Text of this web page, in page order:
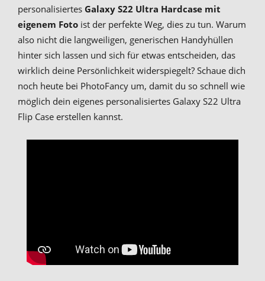
personalisiertes Galaxy S22 Ultra Hardcase mit
eigenem Foto ist der perfekte Weg, dies zu tun. Warum
also nicht die langweiligen, generischen Handyhüllen
hinter sich lassen und sich für etwas entscheiden, das
wirklich deine Persönlichkeit widerspiegelt? Schaue dich
noch heute bei PhotoFancy um, damit du so schnell wie
möglich dein eigenes personalisiertes Galaxy S22 Ultra
Flip Case erstellen kannst.